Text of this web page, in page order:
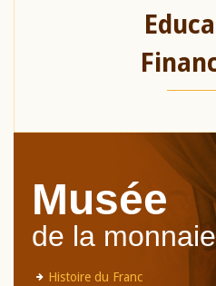
Musée
de la monnaie
Histoire du Franc